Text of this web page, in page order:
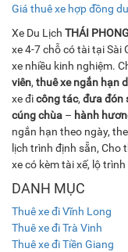
Giá thuê xe hợp đồng
Xe Du Lịch THÁI PHONG
xe 4-7 chỗ có tài tại Sài
xe nhiều kinh nghiệm.
viên, thuê xe ngắn hạn
xe đicông tác, đưa đón
cúng chùa – hành
ngắn hạn theo ngày,
lịch trình định sẵn, Cho
xe có kèm tài xế, lộ
DANH MỤC
Thuê xe đi Vĩnh Long
Thuê xe đi Trà Vinh
Thuê xe đi Tiền Giang